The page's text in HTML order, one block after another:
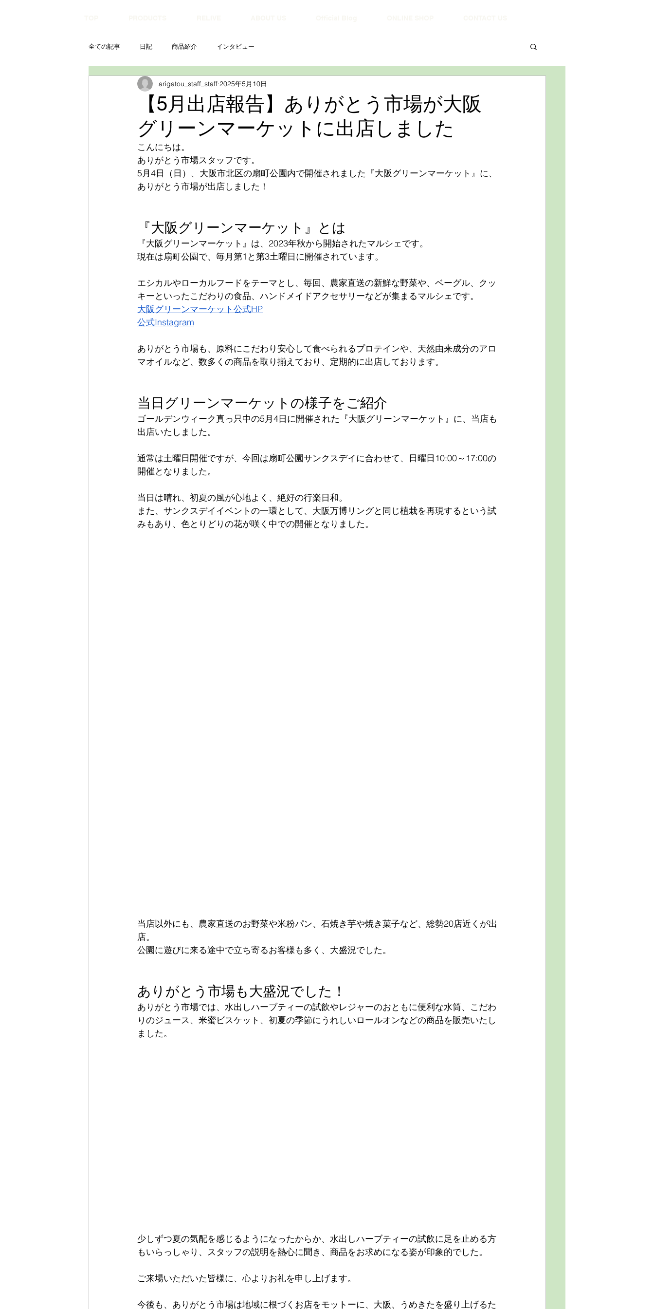
全ての記事 日記 商品紹介 インタビュー
【5月出店報告】ありがとう市場が大阪
グリーンマーケットに出店しました
arigatou_staff_staff 2025年5月10日
こんにちは。
ありがとう市場スタッフです。
5月4日（日）、大阪市北区の扇町公園内で開催されました『大阪グリーンマーケット』に、
ありがとう市場が出店しました！
『大阪グリーンマーケット』とは
『大阪グリーンマーケット』は、2023年秋から開始されたマルシェです。
現在は扇町公園で、毎月第1と第3土曜日に開催されています。
エシカルやローカルフードをテーマとし、毎回、農家直送の新鮮な野菜や、ベーグル、クッ
キーといったこだわりの食品、ハンドメイドアクセサリーなどが集まるマルシェです。
大阪グリーンマーケット公式HP
公式Instagram
ありがとう市場も、原料にこだわり安心して食べられるプロテインや、天然由来成分のアロ
マオイルなど、数多くの商品を取り揃えており、定期的に出店しております。
当日グリーンマーケットの様子をご紹介
ゴールデンウィーク真っ只中の5月4日に開催された『大阪グリーンマーケット』に、当店も
出店いたしました。
通常は土曜日開催ですが、今回は扇町公園サンクスデイに合わせて、日曜日10:00～17:00の
開催となりました。
当日は晴れ、初夏の風が心地よく、絶好の行楽日和。
また、サンクスデイイベントの一環として、大阪万博リングと同じ植栽を再現するという試
みもあり、色とりどりの花が咲く中での開催となりました。
当店以外にも、農家直送のお野菜や米粉パン、石焼き芋や焼き菓子など、総勢20店近くが出
店。
公園に遊びに来る途中で立ち寄るお客様も多く、大盛況でした。
ありがとう市場も大盛況でした！
ありがとう市場では、水出しハーブティーの試飲やレジャーのおともに便利な水筒、こだわ
りのジュース、米蜜ビスケット、初夏の季節にうれしいロールオンなどの商品を販売いたし
ました。
少しずつ夏の気配を感じるようになったからか、水出しハーブティーの試飲に足を止める方
もいらっしゃり、スタッフの説明を熱心に聞き、商品をお求めになる姿が印象的でした。
ご来場いただいた皆様に、心よりお礼を申し上げます。
今後も、ありがとう市場は地域に根づくお店をモットーに、大阪、うめきたを盛り上げるた